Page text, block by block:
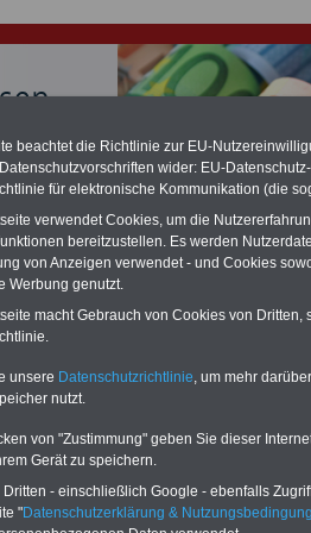
für Beamte & Ruhestandsbeamte
hat die Landesbesoldung
erklärt (Berlin muss bis März
die zun hohen Nachzahlungen
wird es hohe
alle (!) Beamtezwischen mind.
hierzu eine Broschüre heraus, die
der Bundesregierung vorgelegt wird
der Broschüre
mit drei Ratgebern für nur
für Beamtinnen
versorgungsrecht
PDF-
Dienst
beachtet die Richtlinie zur EU-
wider: EU-
für elektronische Kommunikation (die
verwendet Cookies, um die
bereitzustellen. Es werden
von Anzeigen verwendet - und Cookies
Werbung genutzt.
macht Gebrauch von Cookies von
unsere Datenschutzrichtlinie , um mehr
nutzt.
von "Zustimmung" geben Sie dieser
Gerät zu speichern.
- einschließlich Google - ebenfalls
"Datenschutzerklärung &